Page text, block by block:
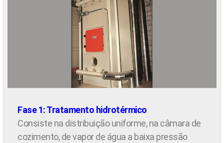
Fase 1: Tratamento hidrotérmico
Consiste na distribuição uniforme, na câmara de
cozimento, de vapor de água a baixa pressão